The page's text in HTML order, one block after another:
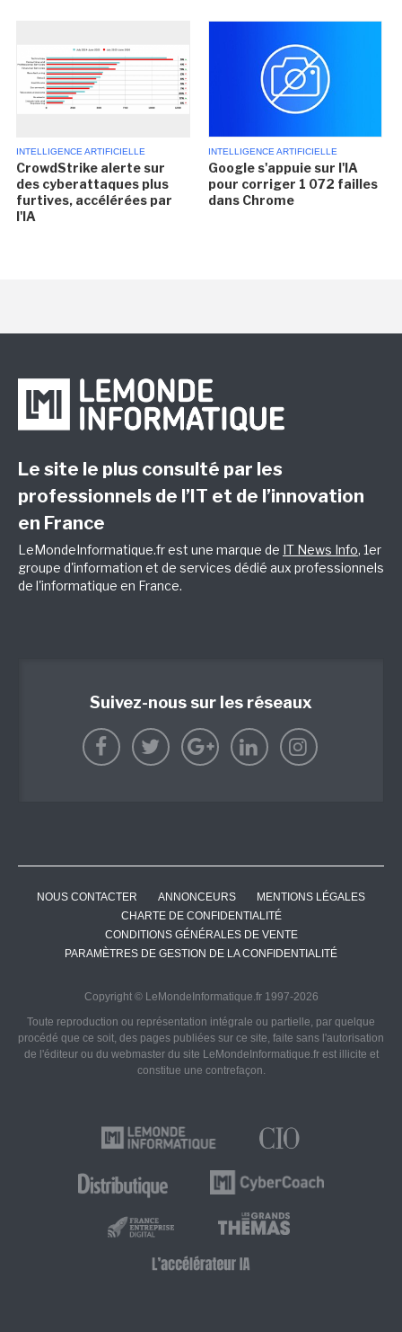
INTELLIGENCE ARTIFICIELLE
CrowdStrike alerte sur
des cyberattaques plus
furtives, accélérées par
l'IA
INTELLIGENCE ARTIFICIELLE
Google s'appuie sur l'IA
pour corriger 1 072 failles
dans Chrome
Le site le plus consulté par les
professionnels de l’IT et de l’innovation
en France
LeMondeInformatique.fr est une marque de IT News Info, 1er
groupe d'information et de services dédié aux professionnels
de l'informatique en France.
Suivez-nous sur les réseaux
NOUS CONTACTER ANNONCEURS
MENTIONS LÉGALES
CHARTE DE CONFIDENTIALITÉ
CONDITIONS GÉNÉRALES DE VENTE
PARAMÈTRES DE GESTION DE LA CONFIDENTIALITÉ
Copyright © LeMondeInformatique.fr 1997-2026
Toute reproduction ou représentation intégrale ou partielle, par quelque
procédé que ce soit, des pages publiées sur ce site, faite sans l'autorisation
de l'éditeur ou du webmaster du site LeMondeInformatique.fr est illicite et
constitue une contrefaçon.